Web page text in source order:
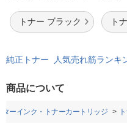
トナー ブラック ト
純正トナー 人気売れ筋ランキ
商品について
ターインク・トナーカートリッジ